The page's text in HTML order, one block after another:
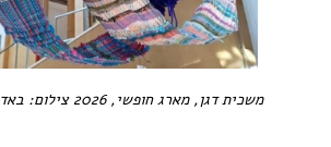
משכית דגן, מארג חופשי, 2026 צילום: באדיבות המשפחה